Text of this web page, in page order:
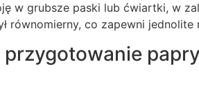
w grubsze paski lub ćwiartki, w
równomierny, co zapewni jednolite
przygotowanie